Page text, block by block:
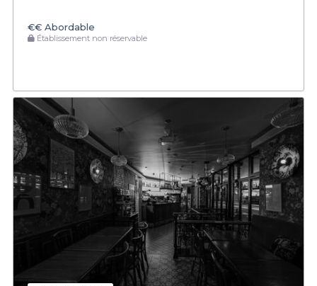
€€ Abordable
Établissement non réservable